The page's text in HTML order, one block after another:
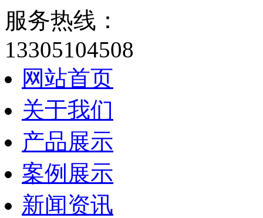
服务热线：
13305104508
网站首页
关于我们
产品展示
案例展示
新闻资讯